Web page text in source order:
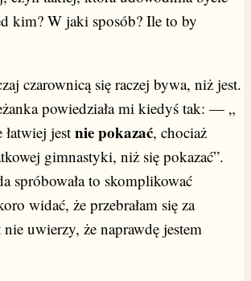
kim? W jaki sposób? Ile to by
się raczej bywa, niż jest.
powiedziała mi kiedyś tak: — „
jest nie pokazać, chociaż
gimnastyki, niż się pokazać”.
spróbowała to skomplikować
widać, że przebrałam się za
uwierzy, że naprawdę jestem